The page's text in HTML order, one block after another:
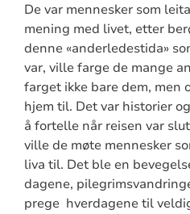
De var mennesker som
mening med livet, etter
denne «anderledestida»
var, ville farge de mange
farget ikke bare dem, men
hjem til. Det var historier
å fortelle når reisen var
ville de møte mennesker
liva til. Det ble en
dagene,
prege hverdagene til